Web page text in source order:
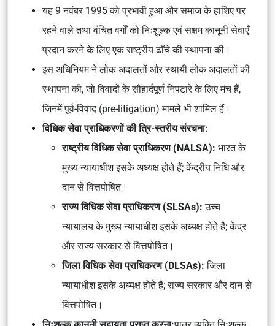
यह 9 नवंबर 1995 को प्रभावी हुआ और समाज के हाशिए पर
रहने वाले तथा वंचित वर्गों को निःशुल्क एवं सक्षम कानूनी सेवाएँ
प्रदान करने के लिए एक राष्ट्रीय ढाँचे की स्थापना की।
इस अधिनियम नेलोक अदालतों औरस्थायी लोक अदालतोंकी
स्थापना की, जो विवादों के सौहार्दपूर्ण निपटारे के लिए मंच हैं,
जिनमें पूर्व-विवाद (pre-litigation) मामले भी शामिल हैं।
विधिक सेवा प्राधिकरणों की त्रि-स्तरीय संरचना:
राष्ट्रीय विधिक सेवा प्राधिकरण (NALSA): भारत के
मुख्य न्यायाधीश इसके अध्यक्ष होते हैं; केंद्रीय निधि और
दान से वित्तपोषित।
राज्य विधिक सेवा प्राधिकरण (SLSAs): उच्च
न्यायालय के मुख्य न्यायाधीश इसके अध्यक्ष होते हैं; केंद्र
और राज्य सरकार से वित्तपोषित।
जिला विधिक सेवा प्राधिकरण (DLSAs): जिला
न्यायाधीश इसके अध्यक्ष होते हैं; राज्य सरकार और दान से
वित्तपोषित।